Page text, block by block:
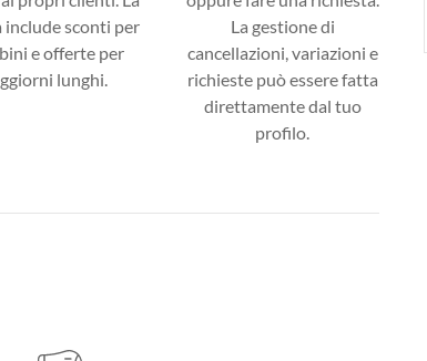
include sconti per
e offerte per
lunghi.
La gestione di
cancellazioni, variazioni e
richieste può essere fatta
direttamente dal tuo
profilo.